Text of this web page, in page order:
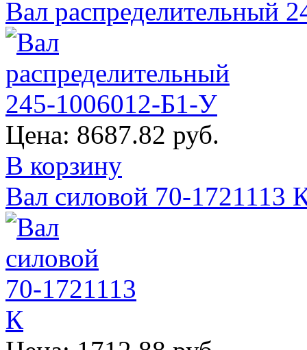
Вал распределительный
Цена: 8687.82 руб.
В корзину
Вал силовой 70-1721113